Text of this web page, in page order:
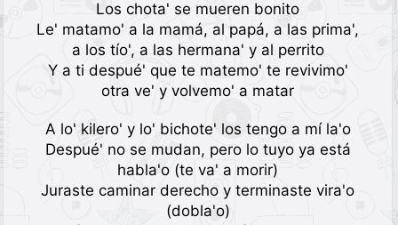
Los chota' se mueren bonito
Le' matamo' a la mamá, al papá, a las prima',
a los tío', a las hermana' y al perrito
Y a ti despué' que te matemo' te revivimo'
otra ve' y volvemo' a matar
A lo' kilero' y lo' bichote' los tengo a mí la'o
Despué' no se mudan, pero lo tuyo ya está
habla'o (te va' a morir)
Juraste caminar derecho y terminaste vira'o
(dobla'o)